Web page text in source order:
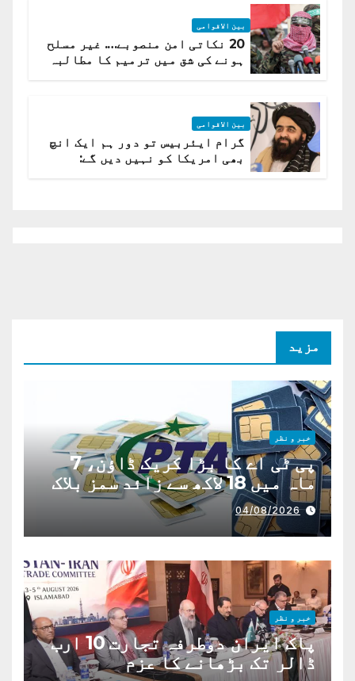
بین الاقوامی
20 نکاتی امن منصوبے…. غیر مسلح
ہونے کی شق میں ترمیم کا مطالبہ
بین الاقوامی
گرام ایئربیس تو دور ہم ایک انچ
بھی امریکا کو نہیں دیں گے:
مزید
خبر و نظر
پی ٹی اے کا بڑا کریک ڈاؤن، 7
ماہ میں 18 لاکھ سے زائد سمز بلاک
04/08/2026
خبر و نظر
پاک ایران دوطرفہ تجارت 10 ارب
ڈالر تک بڑھانے کا عزم